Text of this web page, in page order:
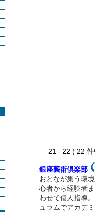
21 - 22 ( 22
銀座藝術倶楽部
おとなが集う環
心者から経験者
わせて個人指導
ュラムでアカデ